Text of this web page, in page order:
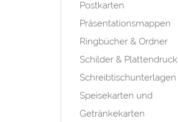
Postkarten
Präsentationsmappen
Ringbücher & Ordner
Schilder & Plattendruck
Schreibtischunterlagen
Speisekarten und
Getränkekarten